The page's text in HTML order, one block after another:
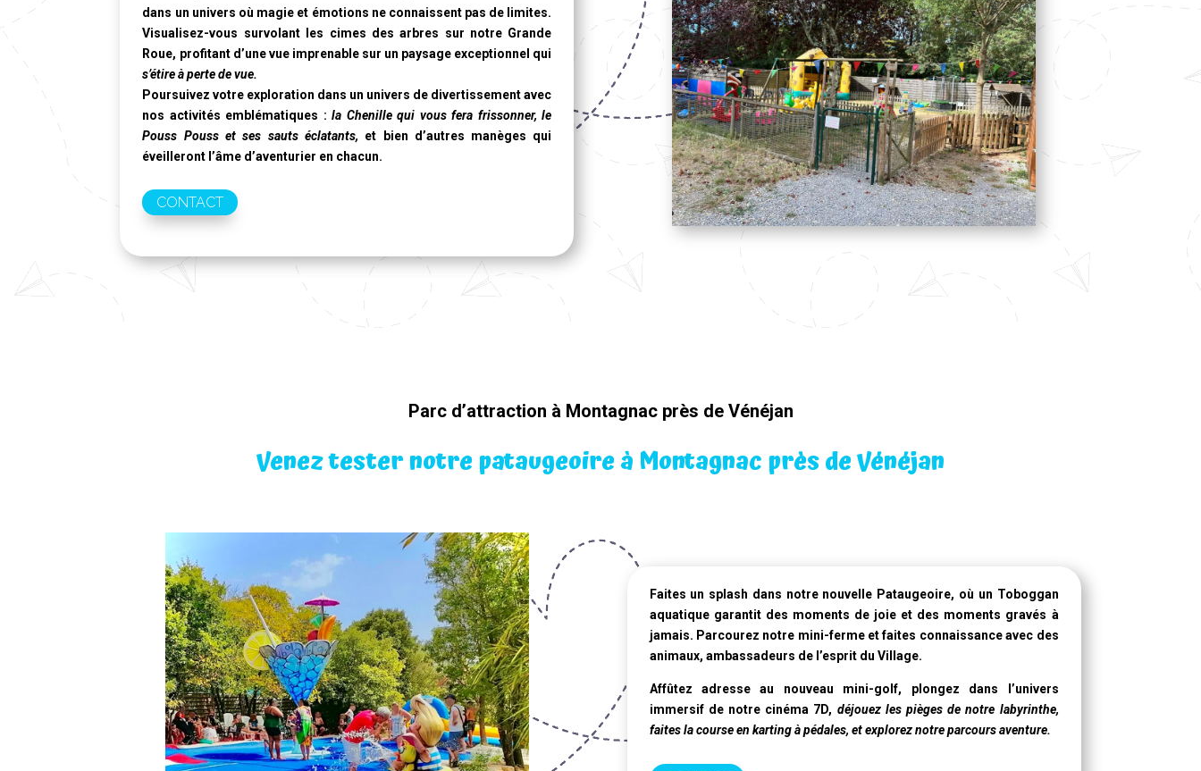
dans un univers où magie et émotions ne connaissent pas de limites.
Visualisez-vous survolant les cimes des arbres sur notre Grande
Roue, profitant d’une vue imprenable sur un paysage exceptionnel qui
s’étire à perte de vue.
Poursuivez votre exploration dans un univers de divertissement avec
nos activités emblématiques :la Chenille qui vous fera frissonner, le
Pouss Pouss et ses sauts éclatants, et bien d’autres manèges qui
éveilleront l’âme d’aventurier en chacun.
CONTACT
Parc d’attraction à Montagnac près de Vénéjan
Venez tester notre pataugeoire à Montagnac près de Vénéjan
Faites un splash dans notre nouvelle Pataugeoire, où un Toboggan
aquatiquegarantit des moments de joie et des moments gravés à
jamais. Parcourez notre mini-ferme et faites connaissance avec des
animaux, ambassadeurs de l’esprit du Village.
Affûtez adresse au nouveau mini-golf, plongez dans l’univers
immersif de notre cinéma 7D, déjouez les pièges de notre labyrinthe,
faites la course en karting à pédales, et explorez notre parcours aventure.